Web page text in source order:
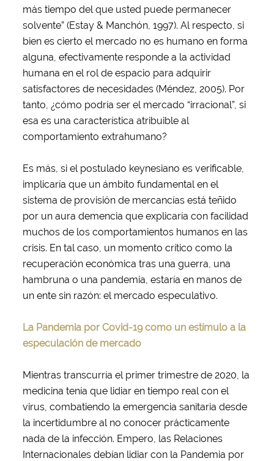
más tiempo del que usted puede permanecer
solvente” (Estay & Manchón, 1997). Al respecto, si
bien es cierto el mercado no es humano en forma
alguna, efectivamente responde a la actividad
humana en el rol de espacio para adquirir
satisfactores de necesidades (Méndez, 2005). Por
tanto, ¿cómo podría ser el mercado “irracional”, si
esa es una característica atribuible al
comportamiento extrahumano?
Es más, si el postulado keynesiano es verificable,
implicaría que un ámbito fundamental en el
sistema de provisión de mercancías está teñido
por un aura demencia que explicaría con facilidad
muchos de los comportamientos humanos en las
crisis. En tal caso, un momento crítico como la
recuperación económica tras una guerra, una
hambruna o una pandemia, estaría en manos de
un ente sin razón: el mercado especulativo.
La Pandemia por Covid-19 como un estímulo a la
especulación de mercado
Mientras transcurría el primer trimestre de 2020, la
medicina tenía que lidiar en tiempo real con el
virus, combatiendo la emergencia sanitaria desde
la incertidumbre al no conocer prácticamente
nada de la infección. Empero, las Relaciones
Internacionales debían lidiar con la Pandemia por